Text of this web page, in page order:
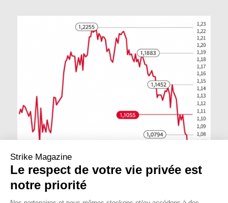
Strike Magazine
Le respect de votre vie privée est
notre priorité